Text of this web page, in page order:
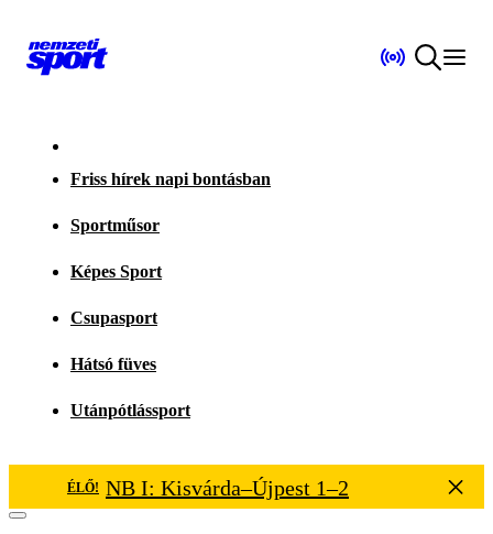
Friss hírek napi bontásban
Sportműsor
Képes Sport
Csupasport
Hátsó füves
Utánpótlássport
ÉLŐ! NB I: Kisvárda–Újpest 1–2